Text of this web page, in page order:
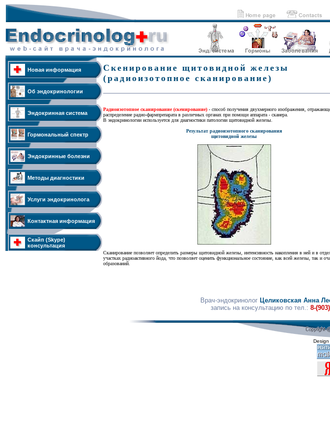
Новая информация
Об эндокринологии
Эндокринная система
Гормональный спектр
Эндокринные болезни
Методы диагностики
Услуги эндокринолога
Контактная информация
Скайп (Skype)
консультация
Скенирование щитовидной железы
(радиоизотопное сканирование)
Радиоизотопное сканирование (скенирование) - способ получения двухмерного изображения,
распределение радио-фармпрепарата в различных органах при помощи аппарата - сканера.
В эндокринологии используется для диагностики патологии щитовидной железы.
Результат радиоизотопного сканирования
щитовидной железы
Сканирование позволяет определить размеры щитовидной железы, интенсивность накопления в ней и в
участках радиоактивного йода, что позволяет оценить функциональное состояние, как всей железы, так и
образований.
Врач-эндокринолог Целиковская Анна
запись на консультацию по тел.: 8-
Design